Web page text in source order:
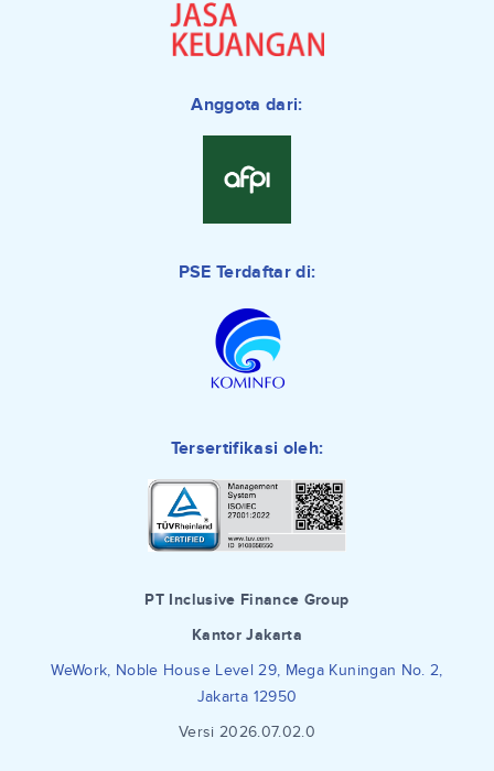
Anggota dari:
PSE Terdaftar di:
Tersertifikasi oleh:
PT Inclusive Finance Group
Kantor Jakarta
WeWork, Noble House Level 29, Mega Kuningan No. 2,
Jakarta 12950
Versi 2026.07.02.0